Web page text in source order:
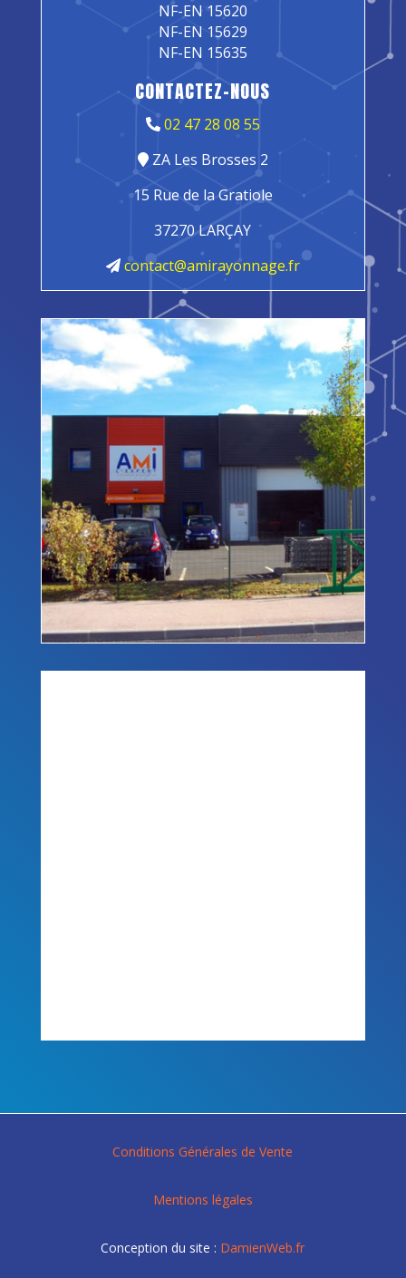
NF-EN 15620
NF-EN 15629
NF-EN 15635
CONTACTEZ-NOUS
02 47 28 08 55
ZA Les Brosses 2
15 Rue de la Gratiole
37270 LARÇAY
contact@amirayonnage.fr
Conditions Générales de Vente
Mentions légales
Conception du site : DamienWeb.fr